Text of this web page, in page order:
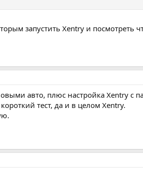
запустить Xentry и посмотреть
авто, плюс настройка Xentry с
тест, да и в целом Xentry.